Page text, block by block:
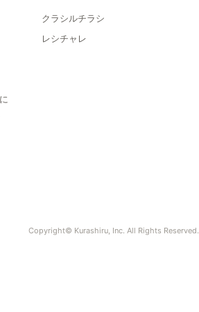
クラシルチラシ
レシチャレ
Copyright© Kurashiru, Inc. All Rights Reserved.